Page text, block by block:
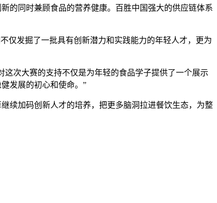
的同时兼顾食品的营养健康。百胜中国强大的供应链体系
仅发掘了一批具有创新潜力和实践能力的年轻人才，更为
次大赛的支持不仅是为年轻的食品学子提供了一个展示
发展的初心和使命。”
续加码创新人才的培养，把更多脑洞拉进餐饮生态，为整